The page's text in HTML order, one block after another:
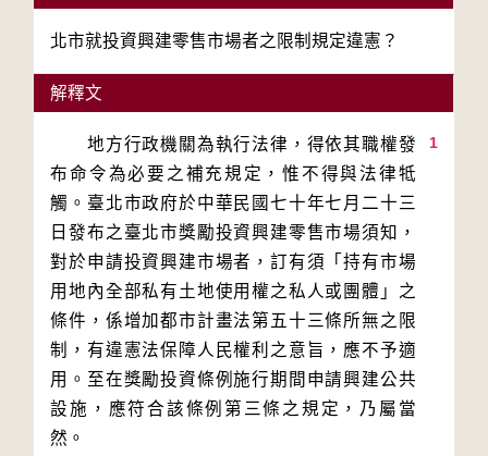
北市就投資興建零售市場者之限制規定違憲？
解釋文
1
地方行政機關為執行法律，得依其職權發
布命令為必要之補充規定，惟不得與法律牴
觸。臺北市政府於中華民國七十年七月二十三
日發布之臺北市獎勵投資興建零售市場須知，
對於申請投資興建市場者，訂有須「持有市場
用地內全部私有土地使用權之私人或團體」之
條件，係增加都市計畫法第五十三條所無之限
制，有違憲法保障人民權利之意旨，應不予適
用。至在獎勵投資條例施行期間申請興建公共
設施，應符合該條例第三條之規定，乃屬當
然。